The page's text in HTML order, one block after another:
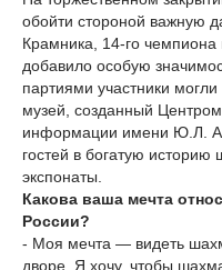
обойти стороной важную
Крамника, 14-го
добавило особую
партиями участники
музей, созданный
информации имени Ю.Л.
гостей в богатую
экспонаты.
Какова ваша мечта
России?
- Моя мечта — видеть
дворе. Я хочу, чтобы